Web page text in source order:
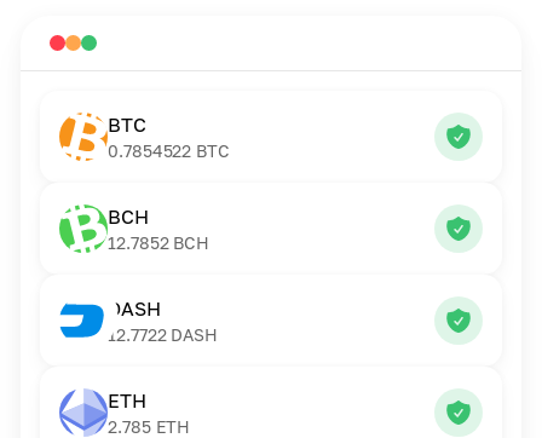
BTC
0.7854522 BTC
BCH
12.7852 BCH
DASH
12.7722 DASH
ETH
2.785 ETH